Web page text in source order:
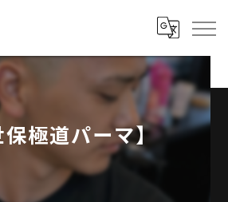
極道パーマ】